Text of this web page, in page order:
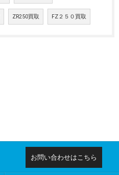
ZR250買取 FZ２５０買取
お問い合わせはこちら